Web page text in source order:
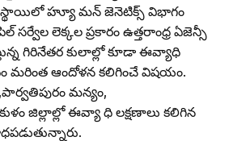
హ్యూ మన్‌ జెనెటిక్స్‌ విభాగం
సర్వేల లెక్కల ప్రకారం ఉత్తరాంధ్ర ఏజెన్సీ
గిరినేతర కులాల్లో కూడా ఈవ్యాధి
మరింత ఆందోళన కలిగించే విషయం.
మన్యం,
జిల్లాల్లో ఈవ్యా ధి లక్షణాలు కలిగిన